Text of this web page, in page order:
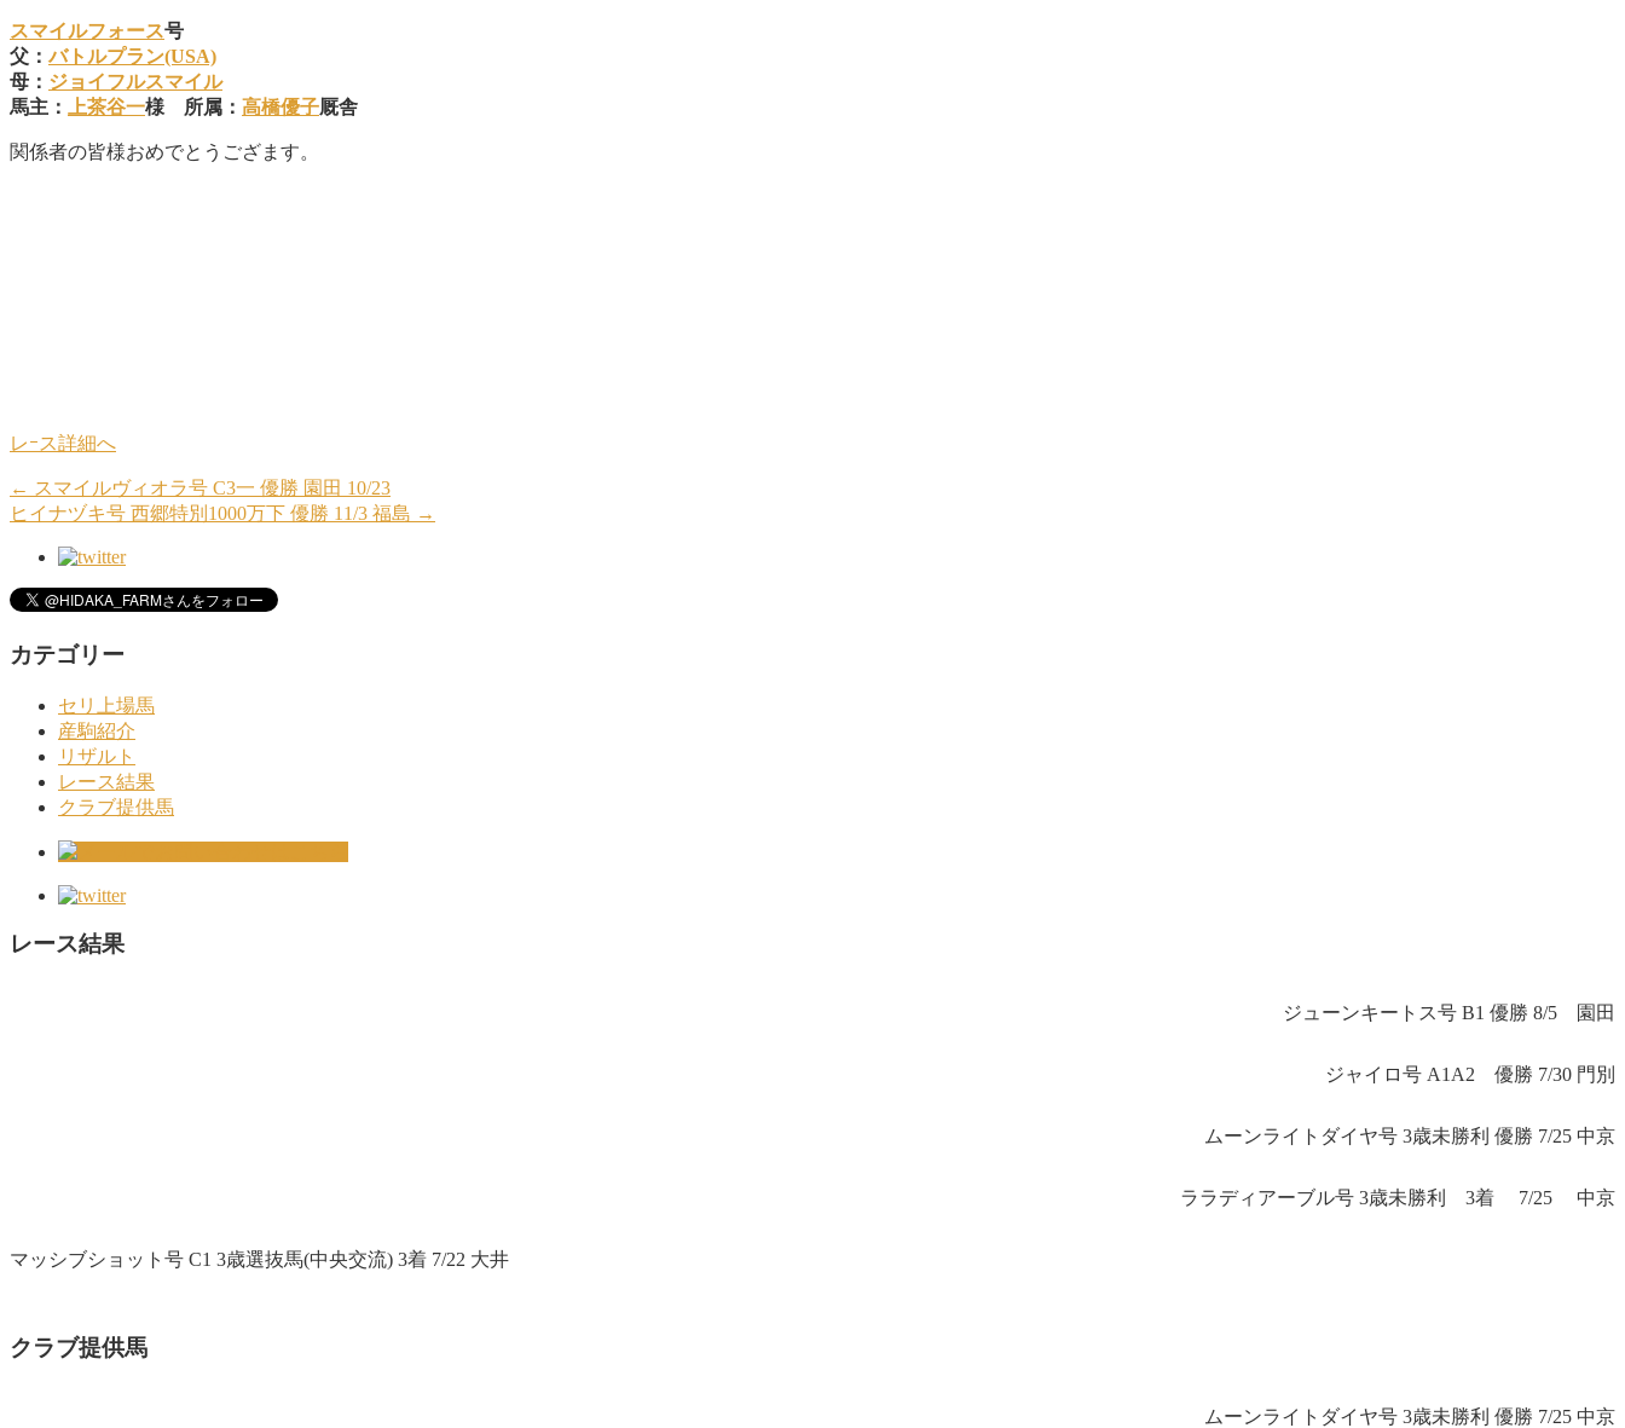
スマイルフォース号
父：バトルプラン(USA)
母： ジョイフルスマイル
馬主：
上茶谷一様 所属： 高橋優子厩舎
関係者の皆様おめでとうござます。
レｰス詳細へ
← スマイルヴィオラ号 C3一 優勝 園田 10/23
ヒイナヅキ号 西郷特別1000万下 優勝 11/3 福島 →
カテゴリー
セリ上場馬
産駒紹介
リザルト
レース結果
クラブ提供馬
レース結果
ジューンキートス号 B1 優勝 8/5 園田
ジャイロ号 A1A2 優勝 7/30 門別
ムーンライトダイヤ号 3歳未勝利 優勝 7/25 中京
ララディアーブル号 3歳未勝利 3着 7/25 中京
マッシブショット号 C1 3歳選抜馬(中央交流) 3着 7/22 大井
クラブ提供馬
ムーンライトダイヤ号 3歳未勝利 優勝 7/25 中京